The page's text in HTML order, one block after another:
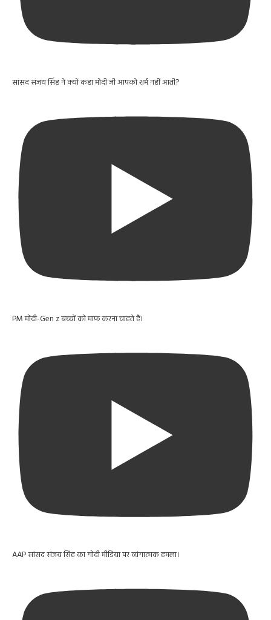
सांसद संजय सिंह ने क्यों कहा मोदी जी आपको शर्म नहीं आती?
PM मोदी-Gen z बच्चों को माफ़ करना चाहते हैं।
AAP सांसद संजय सिंह का गोदी मीडिया पर व्यंगात्मक हमला।